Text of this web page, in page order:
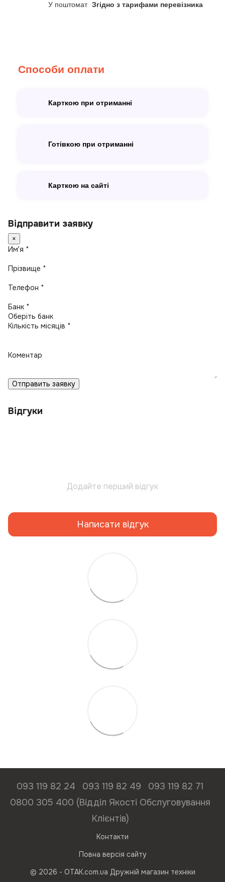
У поштомат Згідно з тарифами перевізника
Способи оплати
Карткою при отриманні
Готівкою при отриманні
Карткою на сайті
Відправити заявку
×
Имʼя *
Прізвище *
Телефон *
Банк *
Кількість місяців *
Коментар
Отправить заявку
Відгуки
Додайте перший відгук
Написати відгук
093 119 82 24 093 119 82 49
093 119 82 71
0800 305 400 (Відділ Якості Обслуговування
Клієнтів)
Контакти
Повна версія сайту
© 2026 - ОТАК.com.ua Дружній магазин техніки